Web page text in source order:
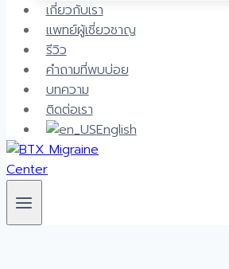
เกี่ยวกับเรา
แพทย์ผู้เชี่ยวชาญ
รีวิว
คำถามที่พบบ่อย
บทความ
ติดต่อเรา
English